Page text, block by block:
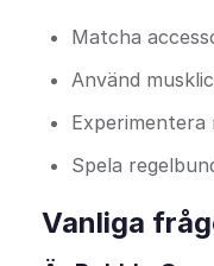
Matcha
Använd
Spela
Vanliga